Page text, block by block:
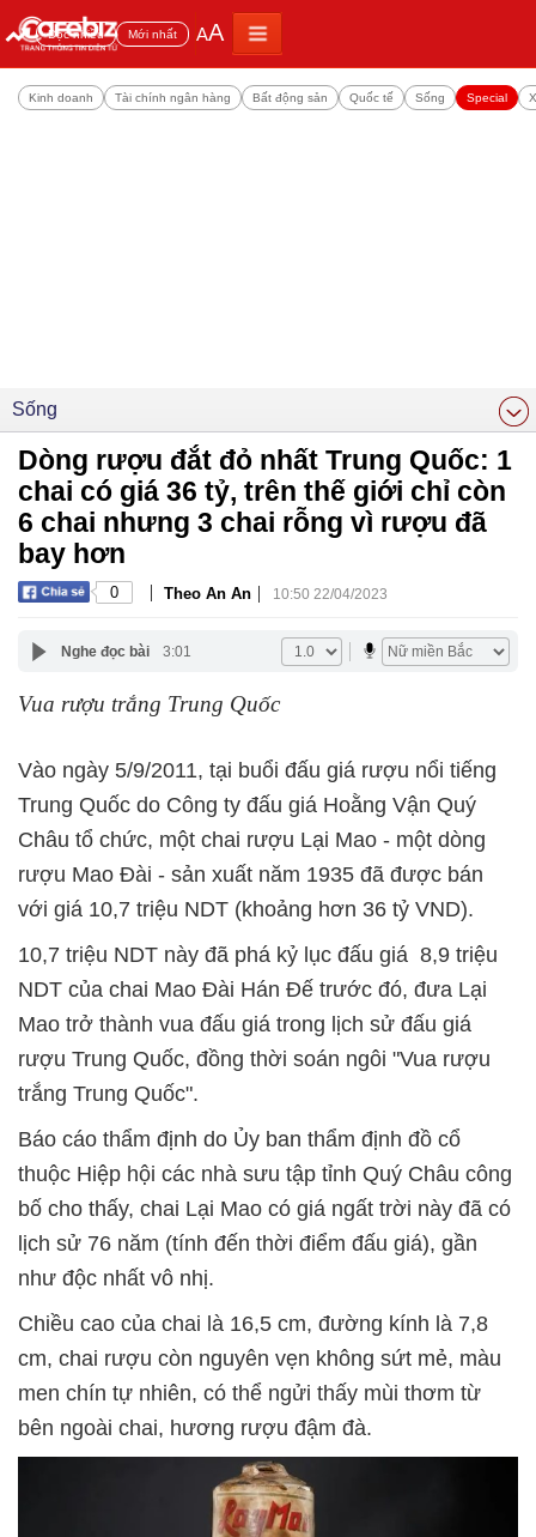
Đọc nhiều Mới nhất AA
Kinh doanh Tài chính ngân hàng Bất động sản Quốc tế Sống Special
Sống
Dòng rượu đắt đỏ nhất Trung Quốc: 1
chai có giá 36 tỷ, trên thế giới chỉ còn
6 chai nhưng 3 chai rỗng vì rượu đã
bay hơn
0 | Theo An An | 10:50 22/04/2023
Nghe đọc bài 3:01
Vua rượu trắng Trung Quốc
Vào ngày 5/9/2011, tại buổi đấu giá rượu nổi tiếng
Trung Quốc do Công ty đấu giá Hoằng Vận Quý
Châu tổ chức, một chai rượu Lại Mao - một dòng
rượu Mao Đài - sản xuất năm 1935 đã được bán
với giá 10,7 triệu NDT (khoảng hơn 36 tỷ VND).
10,7 triệu NDT này đã phá kỷ lục đấu giá 8,9 triệu
NDT của chai Mao Đài Hán Đế trước đó, đưa Lại
Mao trở thành vua đấu giá trong lịch sử đấu giá
rượu Trung Quốc, đồng thời soán ngôi "Vua rượu
trắng Trung Quốc".
Báo cáo thẩm định do Ủy ban thẩm định đồ cổ
thuộc Hiệp hội các nhà sưu tập tỉnh Quý Châu công
bố cho thấy, chai Lại Mao có giá ngất trời này đã có
lịch sử 76 năm (tính đến thời điểm đấu giá), gần
như độc nhất vô nhị.
Chiều cao của chai là 16,5 cm, đường kính là 7,8
cm, chai rượu còn nguyên vẹn không sứt mẻ, màu
men chín tự nhiên, có thể ngửi thấy mùi thơm từ
bên ngoài chai, hương rượu đậm đà.